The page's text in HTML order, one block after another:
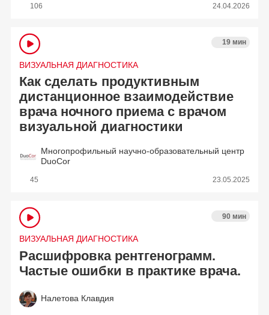
106 24.04.2026
ВИЗУАЛЬНАЯ ДИАГНОСТИКА
19 мин
Как сделать продуктивным
дистанционное взаимодействие
врача ночного приема с врачом
визуальной диагностики
Многопрофильный научно-образовательный центр
DuoCor
45 23.05.2025
ВИЗУАЛЬНАЯ ДИАГНОСТИКА
90 мин
Расшифровка рентгенограмм.
Частые ошибки в практике врача.
Налетова Клавдия